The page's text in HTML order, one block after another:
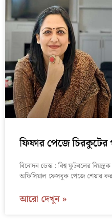
ফিফার পেজে চিরকুটের
বিনোদন ডেস্ক : বিশ্ব ফুটবলের
অফিসিয়াল ফেসবুক পেজে শেয়ার
আরো দেখুন »